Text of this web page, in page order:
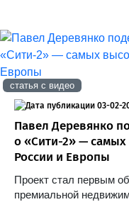
статья с видео
Павел Деревянко
о «Сити-2» —
России и Европы
Проект стал первым
премиальной
03-02-